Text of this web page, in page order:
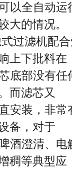
以全自动运
大的情况。
过滤机配
上下批料在
底部没有任
而滤芯又
安装，非常
备，对于
酒澄清、电
稠等典型应